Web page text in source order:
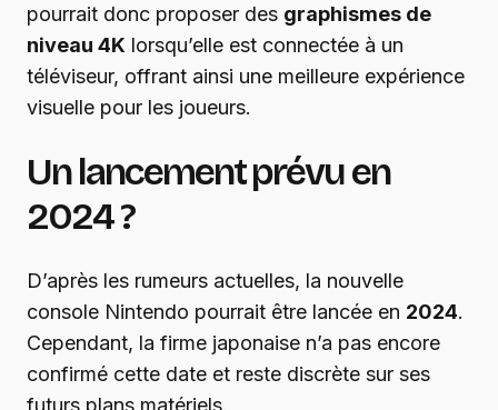
pourrait donc proposer des graphismes de
niveau 4K lorsqu’elle est connectée à un
téléviseur, offrant ainsi une meilleure expérience
visuelle pour les joueurs.
Un lancement prévu en
2024 ?
D’après les rumeurs actuelles, la nouvelle
console Nintendo pourrait être lancée en 2024.
Cependant, la firme japonaise n’a pas encore
confirmé cette date et reste discrète sur ses
futurs plans matériels.